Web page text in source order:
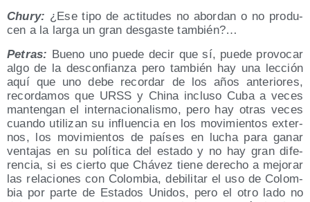
Chury: ¿Ese tipo de acti­tu­des no abor­dan o no pro­du­
cen a la lar­ga un gran des­gas­te también?…
Petras: Bueno uno pue­de decir que sí, pue­de pro­vo­car
algo de la des­con­fian­za pero tam­bién hay una lec­ción
aquí que uno debe recor­dar de los años ante­rio­res,
recor­da­mos que URSS y Chi­na inclu­so Cuba a veces
man­ten­gan el inter­na­cio­na­lis­mo, pero hay otras veces
cuan­do uti­li­zan su influen­cia en los movi­mien­tos exter­
nos, los movi­mien­tos de paí­ses en lucha para ganar
ven­ta­jas en su polí­ti­ca del esta­do y no hay gran dife­
ren­cia, si es cier­to que Chá­vez tie­ne dere­cho a mejo­rar
las rela­cio­nes con Colom­bia, debi­li­tar el uso de Colom­
bia por par­te de Esta­dos Uni­dos, pero el otro lado no